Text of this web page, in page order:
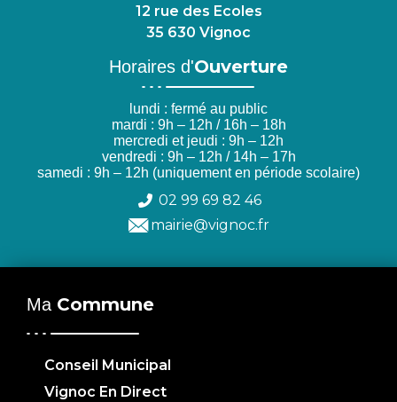
12 rue des Ecoles
35 630 Vignoc
Horaires d'Ouverture
lundi : fermé au public
mardi : 9h – 12h / 16h – 18h
mercredi et jeudi : 9h – 12h
vendredi : 9h – 12h / 14h – 17h
samedi : 9h – 12h (uniquement en période scolaire)
02 99 69 82 46
mairie@vignoc.fr
Ma Commune
Conseil Municipal
Vignoc En Direct